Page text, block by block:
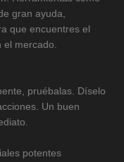
gran ayuda,
que encuentres el
mercado.
pruébalas. Díselo
Un buen
potentes